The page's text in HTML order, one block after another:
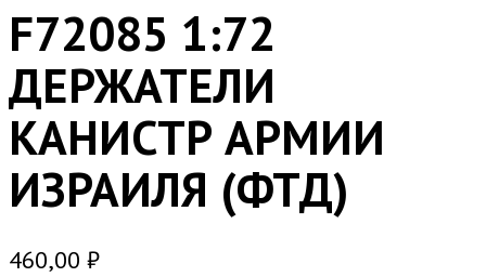
F72085 1:72
ДЕРЖАТЕЛИ
КАНИСТР АРМИИ
ИЗРАИЛЯ (ФТД)
460,00 ₽